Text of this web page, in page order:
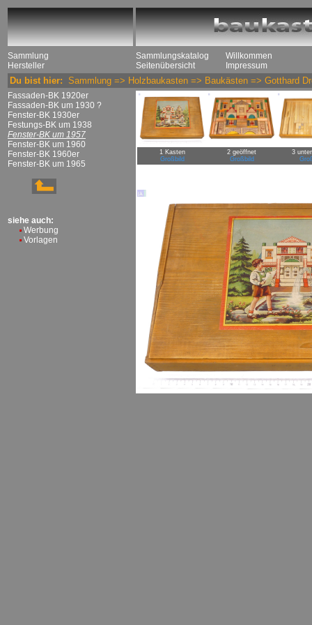
Sammlung
Hersteller
Sammlungskatalog
Seitenübersicht
Willkommen
Impressum
Du bist hier: Sammlung => Holzbaukasten => Baukästen => Gotthard
Fassaden-BK 1920er
Fassaden-BK um 1930 ?
Fenster-BK 1930er
Festungs-BK um 1938
Fenster-BK um 1957
Fenster-BK um 1960
Fenster-BK 1960er
Fenster-BK um 1965
siehe auch:
Werbung
Vorlagen
1 Kasten
Großbild
2 geöffnet
Großbild
3